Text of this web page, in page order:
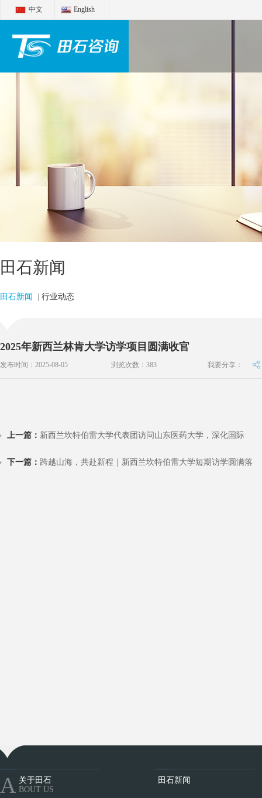
中文 English
田石新闻
田石新闻 行业动态
2025年新西兰林肯大学访学项目圆满收官
发布时间：2025-08-05 浏览次数： 383 我要分享：
上一篇： 新西兰坎特伯雷大学代表团访问山东医药大学，深化国际
下一篇： 跨越山海，共赴新程｜新西兰坎特伯雷大学短期访学圆满落
A 关于田石
BOUT US
田石新闻